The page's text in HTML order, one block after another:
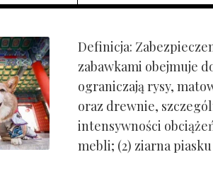
Definicja:
zabawkami obejmuje
ograniczają rysy,
oraz drewnie,
intensywności
mebli; (2) ziarna